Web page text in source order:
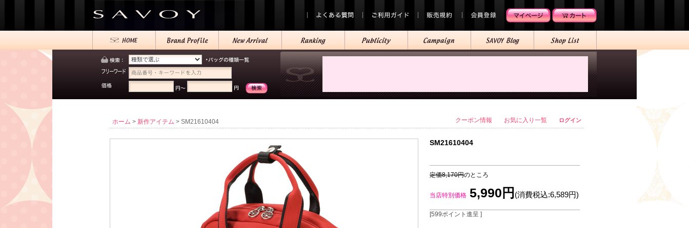
クーポン情報 お気に入り一覧 ログイン
ホーム > 新作アイテム > SM21610404
SM21610404
定価8,170円のところ
当店特別価格 5,990円 (消費税込:6,589円)
[599ポイント進呈 ]